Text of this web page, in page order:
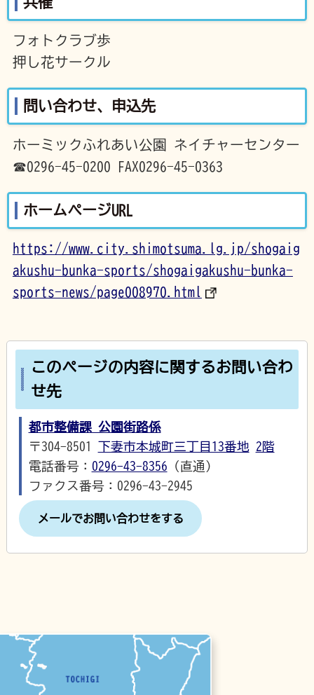
フォトクラブ歩
押し花サークル
問い合わせ、申込先
ホーミックふれあい公園 ネイチャーセンター
☎0296-45-0200 FAX0296-45-0363
ホームページURL
https://www.city.shimotsuma.lg.jp/shogaig
akushu-bunka-sports/shogaigakushu-bunka-
sports-news/page008970.html
このページの内容に関するお問い合わ
せ先
都市整備課 公園街路係
〒304-8501 下妻市本城町三丁目13番地 2階
電話番号： 0296-43-8356 （直通）
ファクス番号：0296-43-2945
メールでお問い合わせをする